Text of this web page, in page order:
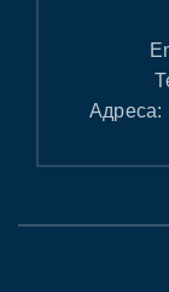
Адреса: